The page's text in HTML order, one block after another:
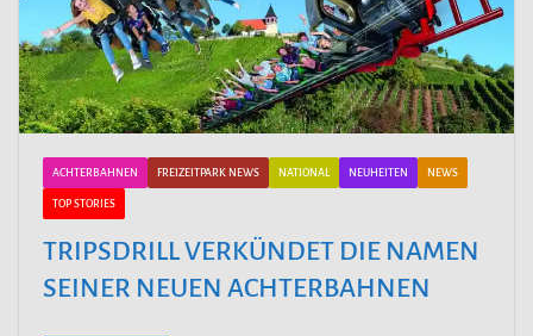
ACHTERBAHNEN FREIZEITPARK NEWS NATIONAL NEUHEITEN NEWS
TOP STORIES
TRIPSDRILL VERKÜNDET DIE NAMEN
SEINER NEUEN ACHTERBAHNEN